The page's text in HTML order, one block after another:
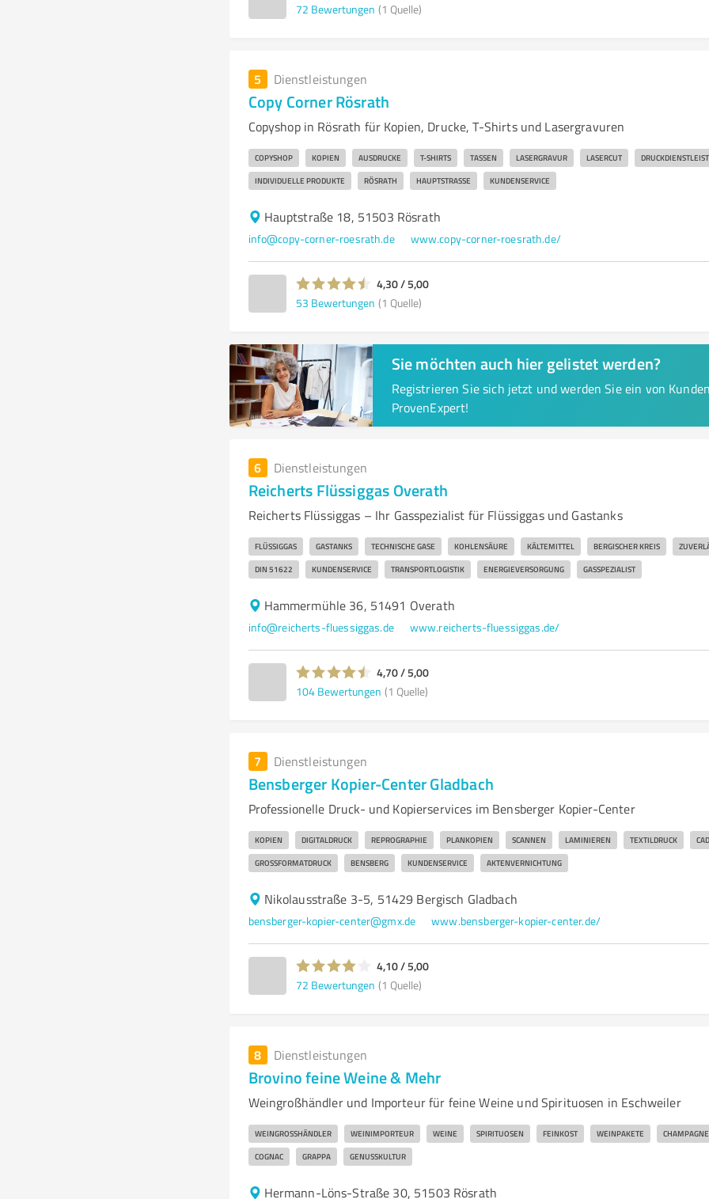
72 Bewertungen (1 Quelle)
5 Dienstleistungen
Copy Corner Rösrath
Copyshop in Rösrath für Kopien, Drucke, T-Shirts und Lasergravuren
COPYSHOP KOPIEN AUSDRUCKE T-SHIRTS TASSEN LASERGRAVUR LASERCUT
INDIVIDUELLE PRODUKTE RÖSRATH HAUPTSTRASSE KUNDENSERVICE
Hauptstraße 18, 51503 Rösrath
info@copy-corner-roesrath.de www.copy-corner-roesrath.de/
4,30 / 5,00
53 Bewertungen (1 Quelle)
Sie möchten auch hier gelistet werden?
Registrieren Sie sich jetzt und werden Sie ein von
ProvenExpert!
6 Dienstleistungen
Reicherts Flüssiggas Overath
Reicherts Flüssiggas – Ihr Gasspezialist für Flüssiggas und Gastanks
FLÜSSIGGAS GASTANKS TECHNISCHE GASE KOHLENSÄURE KÄLTEMITTEL BERGISCHER KREIS
DIN 51622 KUNDENSERVICE TRANSPORTLOGISTIK ENERGIEVERSORGUNG GASSPEZIALIST
Hammermühle 36, 51491 Overath
info@reicherts-fluessiggas.de www.reicherts-fluessiggas.de/
4,70 / 5,00
104 Bewertungen (1 Quelle)
7 Dienstleistungen
Bensberger Kopier-Center Gladbach
Professionelle Druck- und Kopierservices im Bensberger Kopier-Center
KOPIEN DIGITALDRUCK REPROGRAPHIE PLANKOPIEN SCANNEN LAMINIEREN TEXTILDRUCK
GROSSFORMATDRUCK BENSBERG KUNDENSERVICE AKTENVERNICHTUNG
Nikolausstraße 3-5, 51429 Bergisch Gladbach
bensberger-kopier-center@gmx.de www.bensberger-kopier-center.de/
4,10 / 5,00
72 Bewertungen (1 Quelle)
8 Dienstleistungen
Brovino feine Weine & Mehr
Weingroßhändler und Importeur für feine Weine und Spirituosen in Eschweiler
WEINGROSSHÄNDLER WEINIMPORTEUR WEINE SPIRITUOSEN FEINKOST WEINPAKETE
COGNAC GRAPPA GENUSSKULTUR
Hermann-Löns-Straße 30, 51503 Rösrath